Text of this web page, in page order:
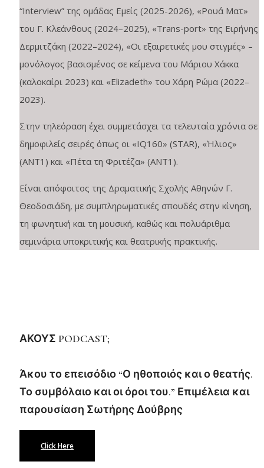
“Interview” της ομάδας Εμείς (2025-2026), «Ρουά Ματ»
του Γ. Κλεάνθους (2024–2025), «Trans-port» της Ειρήνης
Δερμιτζάκη (2022–2024), «Οι εξαιρετικές μου στιγμές» –
μονόλογος βασισμένος σε κείμενα του Μάριου Χάκκα
(καλοκαίρι 2023) και «Elizadeth» του Χάρη Ρώμα (2022–
2023).
Στην τηλεόραση έχει συμμετάσχει τα τελευταία χρόνια σε
δημοφιλείς σειρές όπως οι «IQ160» (STAR), «Ήλιος»
(ANT1) και «Πέτα τη Φριτέζα» (ANT1).
Είναι απόφοιτος της Δραματικής Σχολής Αθηνών Γ.
Θεοδοσιάδη, με συμπληρωματικές σπουδές στην κίνηση,
τη φωνητική και τη μουσική, καθώς και πολυάριθμα
σεμινάρια υποκριτικής και θεατρικής πρακτικής.
ΑΚΟΥΣ PODCAST;
Άκου το επεισόδιο “Ο ηθοποιός και ο θεατής.
Το συμβόλαιο και οι όροι του.” Επιμέλεια και
παρουσίαση Σωτήρης Δούβρης
Click Here